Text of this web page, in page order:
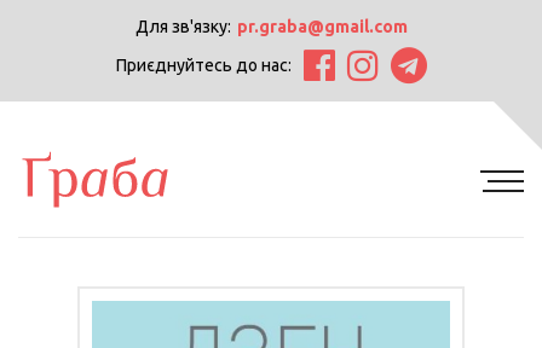
Для зв'язку: pr.graba@gmail.com
Приєднуйтесь до нас: